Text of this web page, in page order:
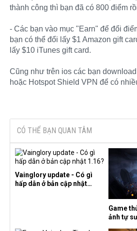
thành công thì bạn đã có 800 điểm
- Các bạn vào mục "Earn" để đổi
bạn có thể đổi lấy $1 Amazon gift
lấy $10 iTunes gift card.
Cũng như trên ios các bạn
hoặc Hotspot Shield VPN để có
CÓ THỂ BẠN QUAN TÂM
Vainglory update - Có gì
hấp dẫn ở bản cập nhật
Game
ảnh tự